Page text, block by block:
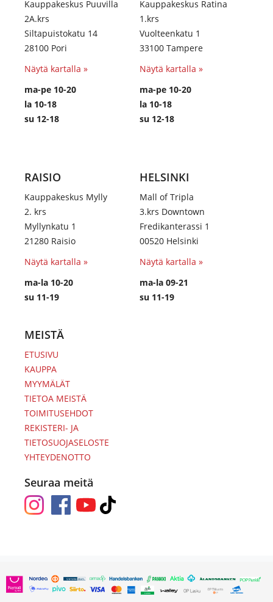
Kauppakeskus Puuvilla
2A.krs
Siltapuistokatu 14
28100 Pori
Näytä kartalla »
ma-pe 10-20
la 10-18
su 12-18
Kauppakeskus Ratina
1.krs
Vuolteenkatu 1
33100 Tampere
Näytä kartalla »
ma-pe 10-20
la 10-18
su 12-18
RAISIO
Kauppakeskus Mylly
2. krs
Myllynkatu 1
21280 Raisio
Näytä kartalla »
ma-la 10-20
su 11-19
HELSINKI
Mall of Tripla
3.krs Downtown
Fredikanterassi 1
00520 Helsinki
Näytä kartalla »
ma-la 09-21
su 11-19
MEISTÄ
ETUSIVU
KAUPPA
MYYMÄLÄT
TIETOA MEISTÄ
TOIMITUSEHDOT
REKISTERI- JA
TIETOSUOJASELOSTE
YHTEYDENOTTO
Seuraa meitä